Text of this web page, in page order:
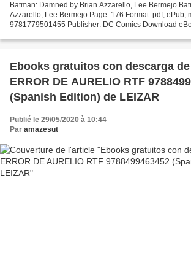
Batman: Damned by Brian Azzarello, Lee Bermejo
Azzarello, Lee Bermejo Page: 176 Format: pdf, ePub,
9781779501455 Publisher: DC Comics Download
Ebooks gratuitos con descarga
ERROR DE AURELIO RTF
(Spanish Edition) de LEIZAR
Publié le 29/05/2020 à 10:44
Par amazesut